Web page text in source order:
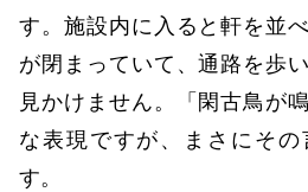
す。施設内に入ると軒を並
が閉まっていて、通路を歩
見かけません。「閑古鳥が
な表現ですが、まさにその
す。